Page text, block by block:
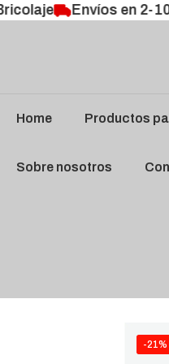
Envíos en 2-10
Home Productos
Sobre nosotros
-21%